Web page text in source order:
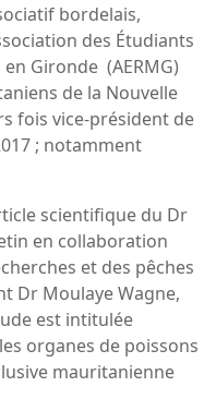
bordelais,
des Étudiants
Gironde (AERMG)
de la Nouvelle
fois vice-président de
; notamment
scientifique du Dr
en collaboration
et des pêches
Dr Moulaye Wagne,
est intitulée
organes de poissons
mauritanienne